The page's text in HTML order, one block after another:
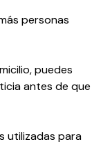
personas
puedes
antes de que
utilizadas para